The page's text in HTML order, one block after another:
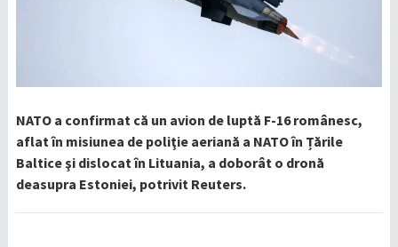
NATO a confirmat că un avion de luptă F-16 românesc,
aflat în misiunea de poliţie aeriană a NATO în Țările
Baltice şi dislocat în Lituania, a doborât o dronă
deasupra Estoniei, potrivit Reuters.